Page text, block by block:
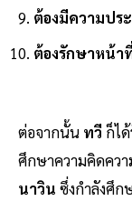
ต้องมีความปร
ต้องรักษาหน้า
ต่อจากนั้น ทวีก็ไ
ศึกษาความคิดควา
นาวิน ซึ่งกำลังศึก